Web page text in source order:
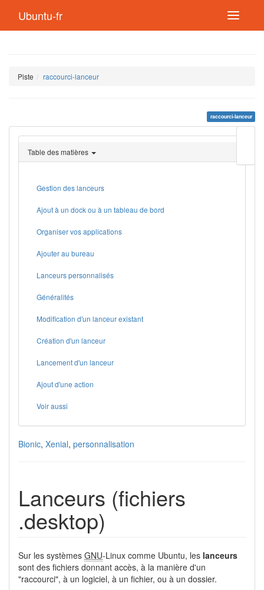
Ubuntu-fr
Piste raccourci-lanceur
raccourci-lanceur
page
Table des matières
Gestion des lanceurs
Ajout à un dock ou à un tableau de bord
Organiser vos applications
Ajouter au bureau
Lanceurs personnalisés
Généralités
Modification d'un lanceur existant
Création d'un lanceur
Lancement d'un lanceur
Ajout d'une action
Voir aussi
Bionic, Xenial, personnalisation
Lanceurs (fichiers
.desktop)
Sur les systèmes GNU-Linux comme Ubuntu, les lanceurs
sont des fichiers donnant accès, à la manière d'un
"raccourci", à un logiciel, à un fichier, ou à un dossier.